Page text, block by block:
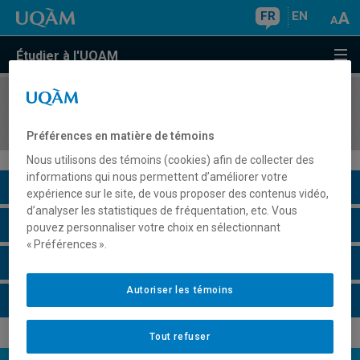
FR EN
Étudier à l'UQAM
COURS//
Description du cours
Horaire - Été 2026
Préférences en matière de témoins
Nous utilisons des témoins (cookies) afin de collecter des
informations qui nous permettent d’améliorer votre
expérience sur le site, de vous proposer des contenus vidéo,
d’analyser les statistiques de fréquentation, etc. Vous
pouvez personnaliser votre choix en sélectionnant
« Préférences ».
Tout refuser
Autoriser les témoins